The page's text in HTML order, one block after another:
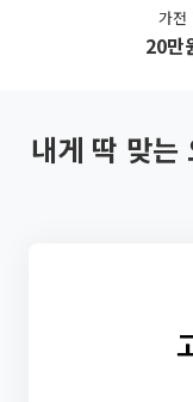
가전
20만
내게 딱 맞는